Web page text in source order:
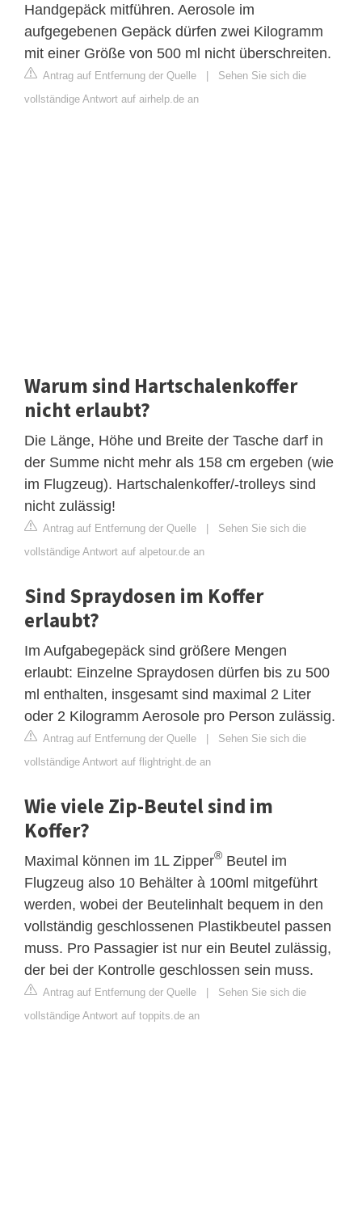
Handgepäck mitführen. Aerosole im
aufgegebenen Gepäck dürfen zwei Kilogramm
mit einer Größe von 500 ml nicht überschreiten.
Antrag auf Entfernung der Quelle | Sehen Sie sich die
vollständige Antwort auf airhelp.de an
Warum sind Hartschalenkoffer
nicht erlaubt?
Die Länge, Höhe und Breite der Tasche darf in
der Summe nicht mehr als 158 cm ergeben (wie
im Flugzeug). Hartschalenkoffer/-trolleys sind
nicht zulässig!
Antrag auf Entfernung der Quelle | Sehen Sie sich die
vollständige Antwort auf alpetour.de an
Sind Spraydosen im Koffer
erlaubt?
Im Aufgabegepäck sind größere Mengen
erlaubt: Einzelne Spraydosen dürfen bis zu 500
ml enthalten, insgesamt sind maximal 2 Liter
oder 2 Kilogramm Aerosole pro Person zulässig.
Antrag auf Entfernung der Quelle | Sehen Sie sich die
vollständige Antwort auf flightright.de an
Wie viele Zip-Beutel sind im
Koffer?
Maximal können im 1L Zipper® Beutel im
Flugzeug also 10 Behälter à 100ml mitgeführt
werden, wobei der Beutelinhalt bequem in den
vollständig geschlossenen Plastikbeutel passen
muss. Pro Passagier ist nur ein Beutel zulässig,
der bei der Kontrolle geschlossen sein muss.
Antrag auf Entfernung der Quelle | Sehen Sie sich die
vollständige Antwort auf toppits.de an